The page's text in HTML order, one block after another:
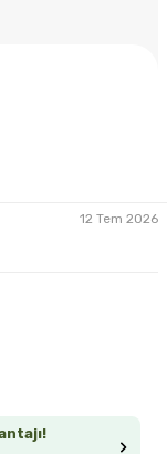
12 Tem 2026